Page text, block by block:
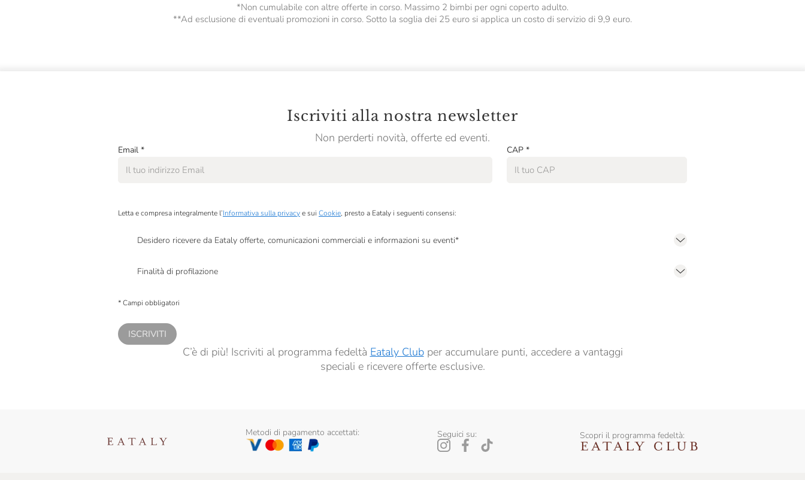
*Non cumulabile con altre offerte in corso. Massimo 2 bimbi per ogni coperto adulto.
**Ad esclusione di eventuali promozioni in corso. Sotto la soglia dei 25 euro si applica un costo di servizio di 9,9 euro.
Iscriviti alla nostra newsletter
Non perderti novità, offerte ed eventi.
Email * CAP *
Letta e compresa integralmente l’Informativa sulla privacye sui Cookie, presto a Eataly i seguenti consensi:
Desidero ricevere da Eataly offerte, comunicazioni commerciali e informazioni su eventi*
Finalità di profilazione
* Campi obbligatori
ISCRIVITI
C’è di più! Iscriviti al programma fedeltà Eataly Clubper accumulare punti, accedere a vantaggi
speciali e ricevere offerte esclusive.
Metodi di pagamento accettati: Seguici su: Scopri il programma fedeltà: